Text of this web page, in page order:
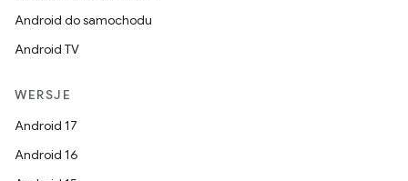
Android do samochodu
Android TV
WERSJE
Android 17
Android 16